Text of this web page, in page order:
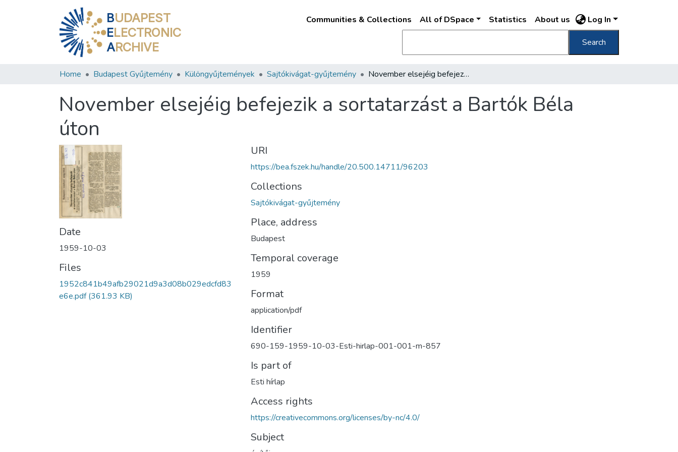
BUDAPEST
ELECTRONIC
ARCHIVE
Communities & Collections All of DSpace Statistics About us Log In
Search
Home Budapest Gyűjtemény Különgyűjtemények Sajtókivágat-gyűjtemény November elsejéig befejezik a sortatarzást a Bartók Béla úton
November elsejéig befejezik a sortatarzást a Bartók Béla
úton
Date
1959-10-03
Files
1952c841b49afb29021d9a3d08b029edcfd83
e6e.pdf(361.93 KB)
URI
https://bea.fszek.hu/handle/20.500.14711/96203
Collections
Sajtókivágat-gyűjtemény
Place, address
Budapest
Temporal coverage
1959
Format
application/pdf
Identifier
690-159-1959-10-03-Esti-hirlap-001-001-m-857
Is part of
Esti hírlap
Access rights
https://creativecommons.org/licenses/by-nc/4.0/
Subject